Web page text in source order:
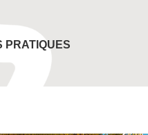
PRATIQUES